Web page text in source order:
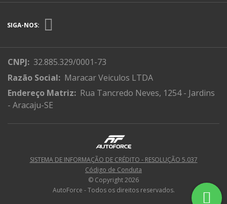
SIGA-NOS:
CNPJ: 32.885.329/0001-73
Razão Social: Maracar Veiculos LTDA
Endereço Matriz: Rua Tancredo Neves, 1254 - Jardins
- Aracaju-SE
SISTEMA DE INFORMAÇÃO DE CRÉDITO - RESOLUÇÃO 5.037
Código de Conduta
© Copyright 2026
AutoForce - Todos os direitos reservados.